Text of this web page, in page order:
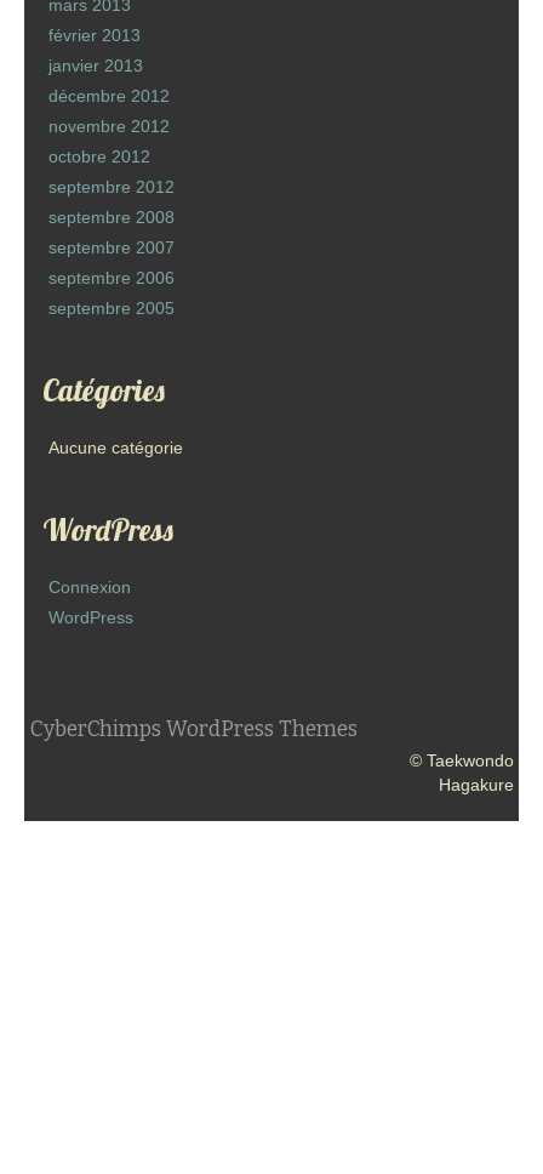
mars 2013
février 2013
janvier 2013
décembre 2012
novembre 2012
octobre 2012
septembre 2012
septembre 2008
septembre 2007
septembre 2006
septembre 2005
Catégories
Aucune catégorie
WordPress
Connexion
WordPress
CyberChimps WordPress Themes
© Taekwondo
Hagakure